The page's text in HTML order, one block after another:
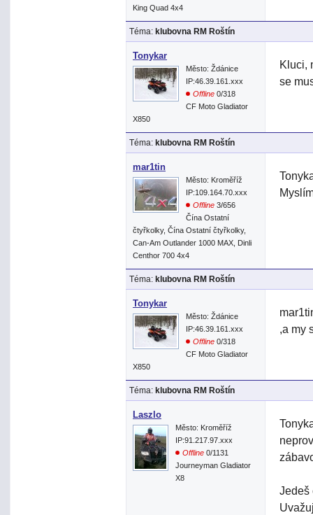
King Quad 4x4
Téma: klubovna RM Roštín
Tonykar
Město: Ždánice
IP:46.39.161.xxx
Offline 0/318
CF Moto Gladiator
X850
Kluci,
se
Téma: klubovna RM Roštín
mar1tin
Město: Kroměříž
IP:109.164.70.xxx
Offline 3/656
Čína Ostatní
čtyřkolky, Čína Ostatní čtyřkolky,
Can-Am Outlander 1000 MAX, Dinli
Centhor 700 4x4
Téma: klubovna RM Roštín
Tonykar
Město: Ždánice
IP:46.39.161.xxx
Offline 0/318
CF Moto Gladiator
X850
,a my
Téma: klubovna RM Roštín
Laszlo
Město: Kroměříž
IP:91.217.97.xxx
Offline 0/1131
Journeyman Gladiator
X8
Jedeš